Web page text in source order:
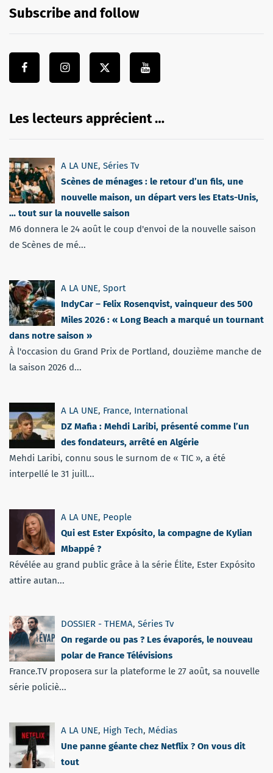
Subscribe and follow
Les lecteurs apprécient …
A LA UNE, Séries Tv
Scènes de ménages : le retour d’un fils, une
nouvelle maison, un départ vers les Etats-Unis,
… tout sur la nouvelle saison
M6 donnera le 24 août le coup d'envoi de la nouvelle saison
de Scènes de mé...
A LA UNE, Sport
IndyCar – Felix Rosenqvist, vainqueur des 500
Miles 2026 : « Long Beach a marqué un tournant
dans notre saison »
À l'occasion du Grand Prix de Portland, douzième manche de
la saison 2026 d...
A LA UNE, France, International
DZ Mafia : Mehdi Laribi, présenté comme l’un
des fondateurs, arrêté en Algérie
Mehdi Laribi, connu sous le surnom de « TIC », a été
interpellé le 31 juill...
A LA UNE, People
Qui est Ester Expósito, la compagne de Kylian
Mbappé ?
Révélée au grand public grâce à la série Élite, Ester Expósito
attire autan...
DOSSIER - THEMA, Séries Tv
On regarde ou pas ? Les évaporés, le nouveau
polar de France Télévisions
France.TV proposera sur la plateforme le 27 août, sa nouvelle
série policiè...
A LA UNE, High Tech, Médias
Une panne géante chez Netflix ? On vous dit
tout